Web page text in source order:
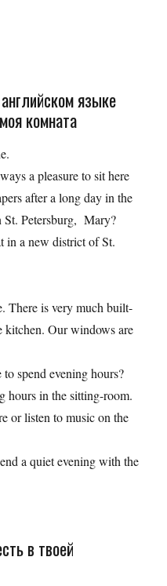
языке
комната
a pleasure to sit here
after a long day in the
Petersburg, Mary?
in a new district of St.
There is very much built-
Our windows are
spend evening hours?
hours in the sitting-room.
or listen to music on the
a quiet evening with the
в твоей